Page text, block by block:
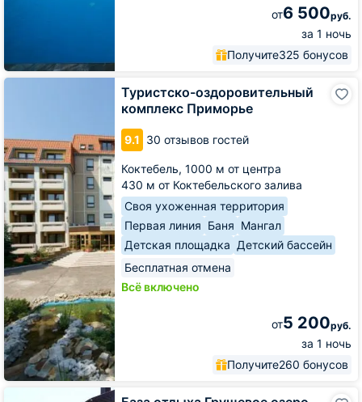
от6 500руб.
за 1 ночь
Получите325 бонусов
Туристско-оздоровительный
комплекс Приморье
9.1 30 отзывов гостей
Коктебель, 1000 м от центра
430 м от Коктебельского залива
Своя ухоженная территория
Первая линия Баня Мангал
Детская площадка Детский бассейн
Бесплатная отмена
Всё включено
от5 200руб.
за 1 ночь
Получите260 бонусов
Туристско-